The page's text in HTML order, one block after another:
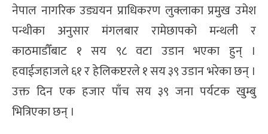
नेपाल नागरिक उड्ययन प्राधिकरण लुक्लाका प्रमुख उमेश
पन्थीका अनुसार मंगलबार रामेछापको मन्थली र
काठमाडौँबाट १ सय ९८ वटा उडान भएका हुन् ।
हवाईजहाजले ६१ र हेलिकप्टरले १ सय ३९ उडान भरेका छन् ।
उक्त दिन एक हजार पाँच सय ३९ जना पर्यटक खुम्बु
भित्रिएका छन् ।